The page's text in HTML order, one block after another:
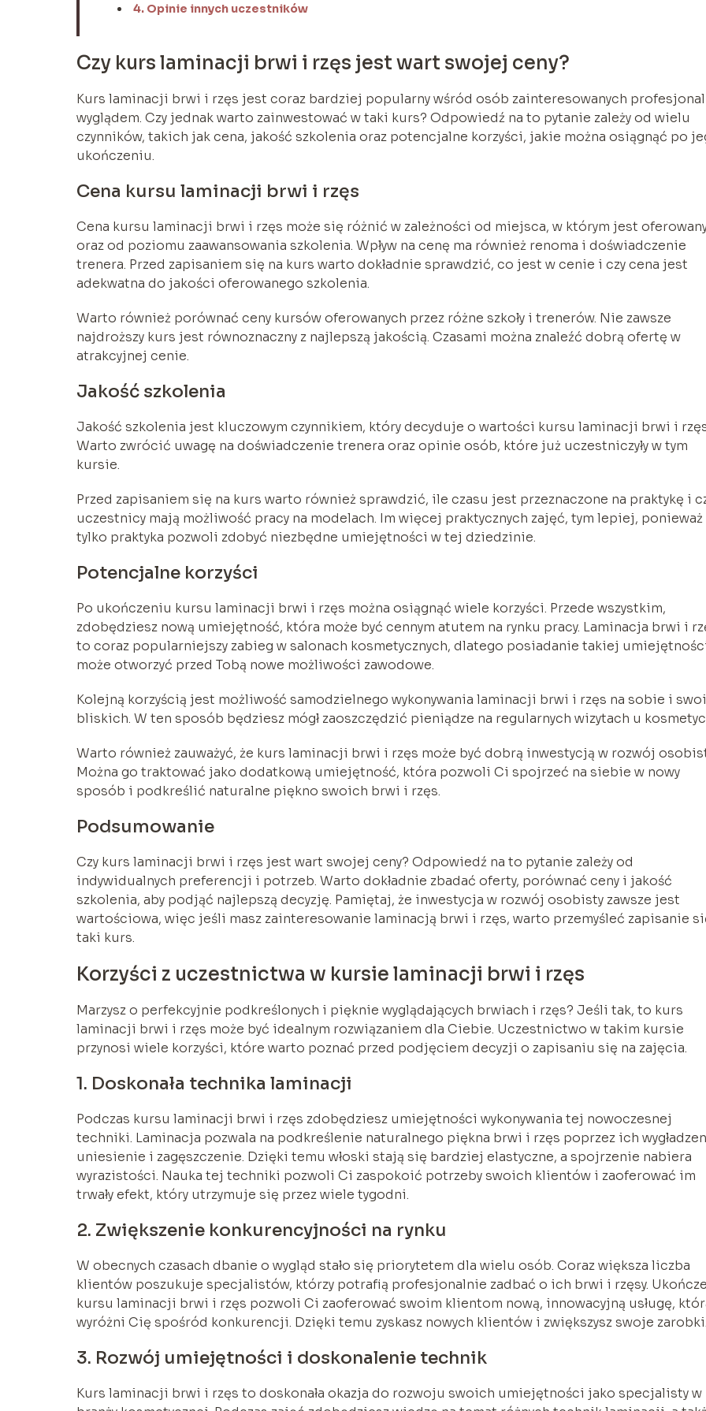
4. Opinie innych uczestników
Czy kurs laminacji brwi i rzęs jest wart swojej ceny?
Kurs laminacji brwi i rzęs jest coraz bardziej popularny wśród osób zainteresowanych
wyglądem. Czy jednak warto zainwestować w taki kurs? Odpowiedź na to pytanie zależy od wielu
czynników, takich jak cena, jakość szkolenia oraz potencjalne korzyści, jakie można osiągnąć po
ukończeniu.
Cena kursu laminacji brwi i rzęs
Cena kursu laminacji brwi i rzęs może się różnić w zależności od miejsca, w którym jest
oraz od poziomu zaawansowania szkolenia. Wpływ na cenę ma również renoma i doświadczenie
trenera. Przed zapisaniem się na kurs warto dokładnie sprawdzić, co jest w cenie i czy cena jest
adekwatna do jakości oferowanego szkolenia.
Warto również porównać ceny kursów oferowanych przez różne szkoły i trenerów. Nie zawsze
najdroższy kurs jest równoznaczny z najlepszą jakością. Czasami można znaleźć dobrą ofertę w
atrakcyjnej cenie.
Jakość szkolenia
Jakość szkolenia jest kluczowym czynnikiem, który decyduje o wartości kursu laminacji brwi i
Warto zwrócić uwagę na doświadczenie trenera oraz opinie osób, które już uczestniczyły w tym
kursie.
Przed zapisaniem się na kurs warto również sprawdzić, ile czasu jest przeznaczone na praktykę i
uczestnicy mają możliwość pracy na modelach. Im więcej praktycznych zajęć, tym lepiej, ponieważ
tylko praktyka pozwoli zdobyć niezbędne umiejętności w tej dziedzinie.
Potencjalne korzyści
Po ukończeniu kursu laminacji brwi i rzęs można osiągnąć wiele korzyści. Przede wszystkim,
zdobędziesz nową umiejętność, która może być cennym atutem na rynku pracy. Laminacja brwi i
to coraz popularniejszy zabieg w salonach kosmetycznych, dlatego posiadanie takiej
może otworzyć przed Tobą nowe możliwości zawodowe.
Kolejną korzyścią jest możliwość samodzielnego wykonywania laminacji brwi i rzęs na sobie i
bliskich. W ten sposób będziesz mógł zaoszczędzić pieniądze na regularnych wizytach u
Warto również zauważyć, że kurs laminacji brwi i rzęs może być dobrą inwestycją w rozwój
Można go traktować jako dodatkową umiejętność, która pozwoli Ci spojrzeć na siebie w nowy
sposób i podkreślić naturalne piękno swoich brwi i rzęs.
Podsumowanie
Czy kurs laminacji brwi i rzęs jest wart swojej ceny? Odpowiedź na to pytanie zależy od
indywidualnych preferencji i potrzeb. Warto dokładnie zbadać oferty, porównać ceny i jakość
szkolenia, aby podjąć najlepszą decyzję. Pamiętaj, że inwestycja w rozwój osobisty zawsze jest
wartościowa, więc jeśli masz zainteresowanie laminacją brwi i rzęs, warto przemyśleć zapisanie
taki kurs.
Korzyści z uczestnictwa w kursie laminacji brwi i rzęs
Marzysz o perfekcyjnie podkreślonych i pięknie wyglądających brwiach i rzęs? Jeśli tak, to kurs
laminacji brwi i rzęs może być idealnym rozwiązaniem dla Ciebie. Uczestnictwo w takim kursie
przynosi wiele korzyści, które warto poznać przed podjęciem decyzji o zapisaniu się na zajęcia.
1. Doskonała technika laminacji
Podczas kursu laminacji brwi i rzęs zdobędziesz umiejętności wykonywania tej nowoczesnej
techniki. Laminacja pozwala na podkreślenie naturalnego piękna brwi i rzęs poprzez ich
uniesienie i zagęszczenie. Dzięki temu włoski stają się bardziej elastyczne, a spojrzenie nabiera
wyrazistości. Nauka tej techniki pozwoli Ci zaspokoić potrzeby swoich klientów i zaoferować im
trwały efekt, który utrzymuje się przez wiele tygodni.
2. Zwiększenie konkurencyjności na rynku
W obecnych czasach dbanie o wygląd stało się priorytetem dla wielu osób. Coraz większa liczba
klientów poszukuje specjalistów, którzy potrafią profesjonalnie zadbać o ich brwi i rzęsy.
kursu laminacji brwi i rzęs pozwoli Ci zaoferować swoim klientom nową, innowacyjną usługę,
wyróżni Cię spośród konkurencji. Dzięki temu zyskasz nowych klientów i zwiększysz swoje zarobki.
3. Rozwój umiejętności i doskonalenie technik
Kurs laminacji brwi i rzęs to doskonała okazja do rozwoju swoich umiejętności jako specjalisty w